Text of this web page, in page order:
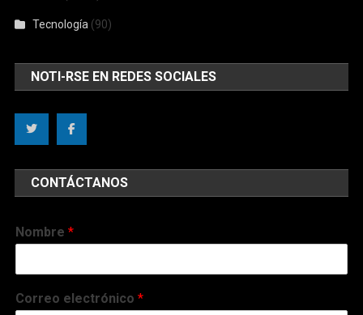
Tecnología (90)
NOTI-RSE EN REDES SOCIALES
CONTÁCTANOS
Nombre*
Correo electrónico*